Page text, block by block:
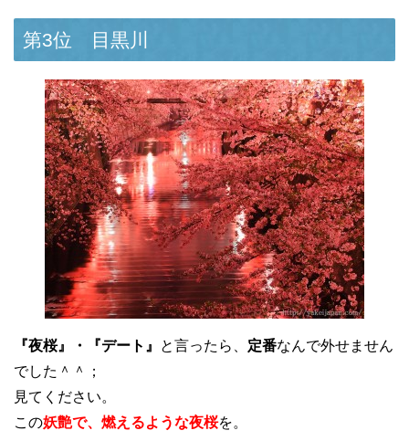
第3位 目黒川
『夜桜』・『デート』 と言ったら、 定番なんで外せません
でした＾＾；
見てください。
この妖艶で、燃えるような夜桜を。